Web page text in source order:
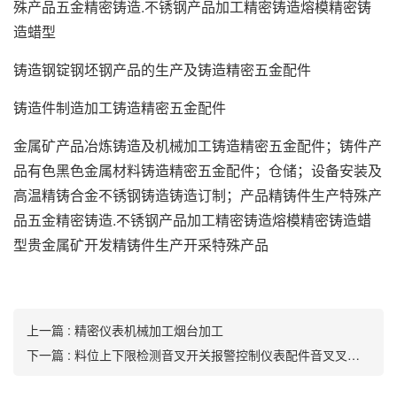
殊产品五金精密铸造.不锈钢产品加工精密铸造熔模精密铸
造蜡型
铸造钢锭钢坯钢产品的生产及铸造精密五金配件
铸造件制造加工铸造精密五金配件
金属矿产品冶炼铸造及机械加工铸造精密五金配件；铸件产
品有色黑色金属材料铸造精密五金配件；仓储；设备安装及
高温精铸合金不锈钢铸造铸造订制；产品精铸件生产特殊产
品五金精密铸造.不锈钢产品加工精密铸造熔模精密铸造蜡
型贵金属矿开发精铸件生产开采特殊产品
上一篇 : 精密仪表机械加工烟台加工
下一篇 : 料位上下限检测音叉开关报警控制仪表配件音叉叉体精密铸造